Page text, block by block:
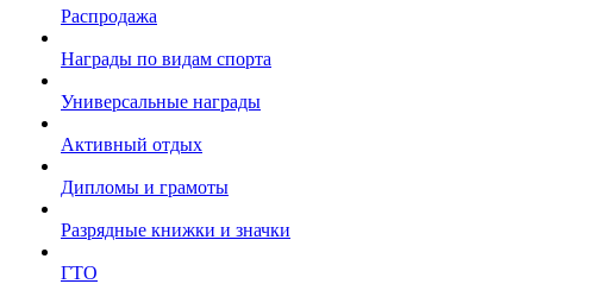
Распродажа
Награды по видам спорта
Универсальные награды
Активный отдых
Дипломы и грамоты
Разрядные книжки и значки
ГТО